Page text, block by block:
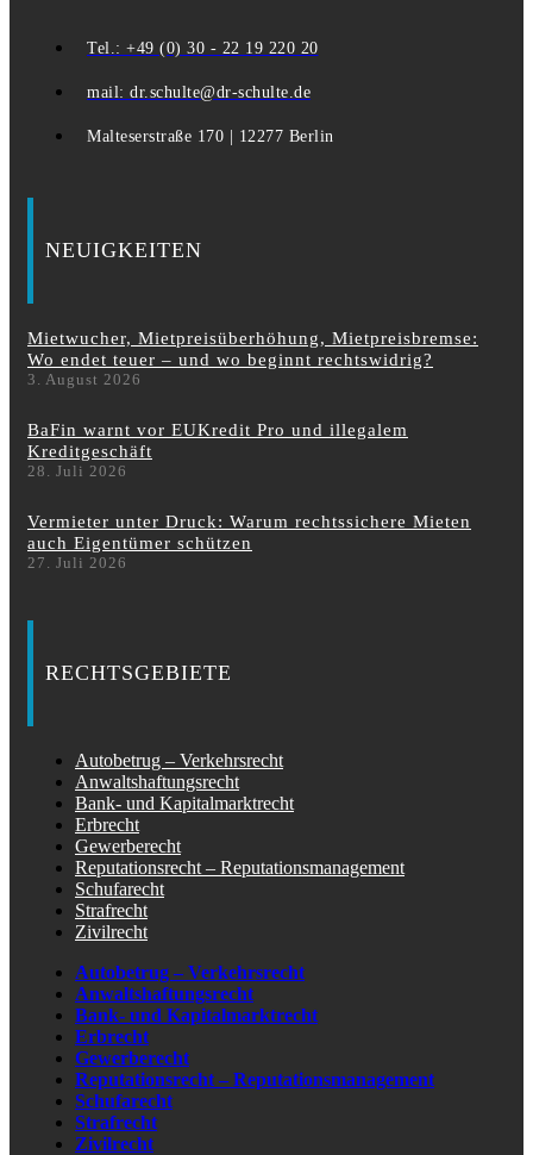
Tel.: +49 (0) 30 - 22 19 220 20
mail: dr.schulte@dr-schulte.de
Malteserstraße 170 | 12277 Berlin
NEUIGKEITEN
Mietwucher, Mietpreisüberhöhung, Mietpreisbremse:
Wo endet teuer – und wo beginnt rechtswidrig?
3. August 2026
BaFin warnt vor EUKredit Pro und illegalem
Kreditgeschäft
28. Juli 2026
Vermieter unter Druck: Warum rechtssichere Mieten
auch Eigentümer schützen
27. Juli 2026
RECHTSGEBIETE
Autobetrug – Verkehrsrecht
Anwaltshaftungsrecht
Bank- und Kapitalmarktrecht
Erbrecht
Gewerberecht
Reputationsrecht – Reputationsmanagement
Schufarecht
Strafrecht
Zivilrecht
Autobetrug – Verkehrsrecht
Anwaltshaftungsrecht
Bank- und Kapitalmarktrecht
Erbrecht
Gewerberecht
Reputationsrecht – Reputationsmanagement
Schufarecht
Strafrecht
Zivilrecht